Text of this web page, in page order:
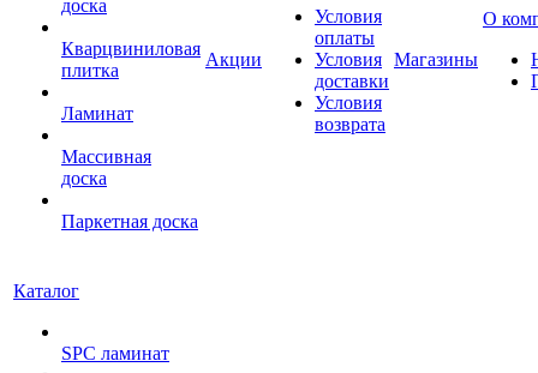
доска
Кварцвиниловая
плитка
Ламинат
Массивная
доска
Паркетная доска
Акции
Условия
оплаты
Условия
доставки
Условия
возврата
Магазины
О
Каталог
SPC ламинат